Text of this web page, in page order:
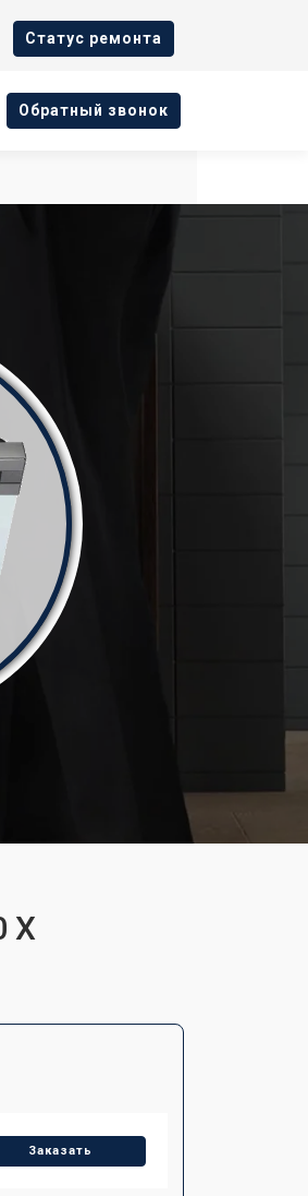
Cтатус ремонта
Oбратный звонок
X
Заказать